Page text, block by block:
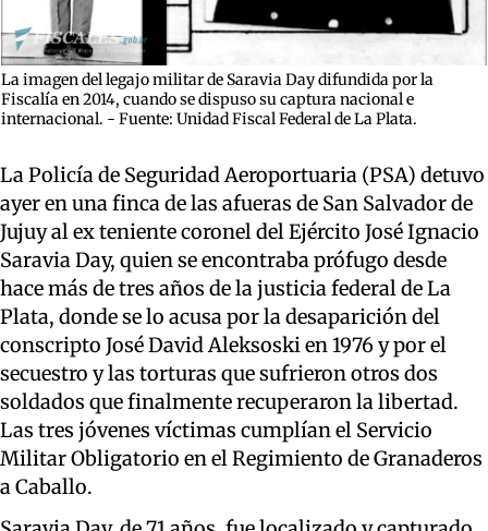
La imagen del legajo militar de Saravia Day difundida por la
Fiscalía en 2014, cuando se dispuso su captura nacional e
internacional. - Fuente: Unidad Fiscal Federal de La Plata.
La Policía de Seguridad Aeroportuaria (PSA) detuvo
ayer en una finca de las afueras de San Salvador de
Jujuy al ex teniente coronel del Ejército José Ignacio
Saravia Day, quien se encontraba prófugo desde
hace más de tres años de la justicia federal de La
Plata, donde se lo acusa por la desaparición del
conscripto José David Aleksoski en 1976 y por el
secuestro y las torturas que sufrieron otros dos
soldados que finalmente recuperaron la libertad.
Las tres jóvenes víctimas cumplían el Servicio
Militar Obligatorio en el Regimiento de Granaderos
a Caballo.